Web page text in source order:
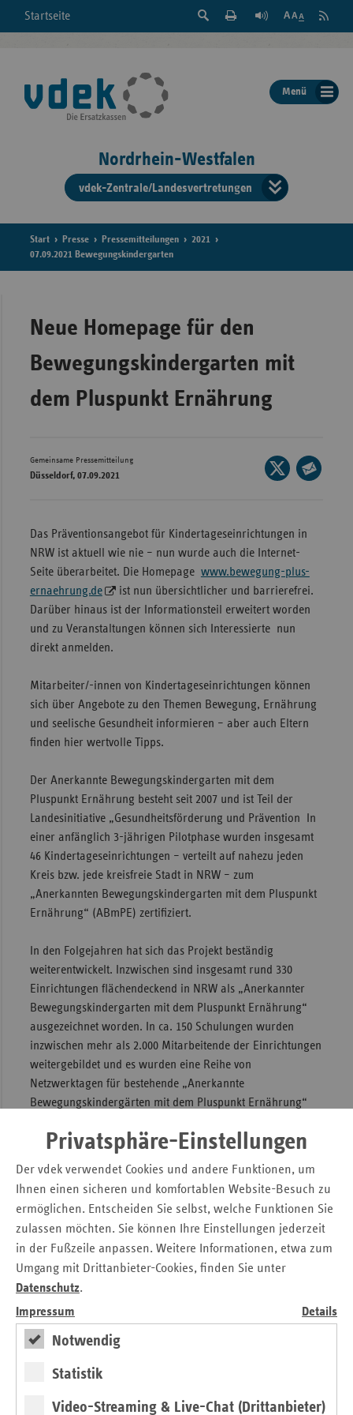
Privatsphäre-Einstellungen
Der vdek verwendet Cookies und andere Funktionen, um
Ihnen einen sicheren und komfortablen Website-Besuch zu
ermöglichen. Entscheiden Sie selbst, welche Funktionen Sie
zulassen möchten. Sie können Ihre Einstellungen jederzeit
in der Fußzeile anpassen. Weitere Informationen, etwa zum
Umgang mit Drittanbieter-Cookies, finden Sie unter
Datenschutz.
Impressum
Details
Notwendig
Statistik
Video-Streaming & Live-Chat (Drittanbieter)
Startseite
Suche
der
Seite
Feed
Menü
Nordrhein-Westfalen
vdek-Zentrale/Landesvertretungen
der
Start Presse Pressemitteilungen
2021
07.09.2021 Bewegungskindergarten
Neue Homepage für den
Bewegungskindergarten mit
dem Pluspunkt Ernährung
Gemeinsame Pressemitteilung
Düsseldorf, 07.09.2021
Seite
auf
Das Präventionsangebot für Kindertageseinrichtungen in
NRW ist aktuell wie nie – nun wurde auch die Internet-
Seite überarbeitet. Die Homepage www.bewegung-plus-
ernaehrung.de
ist nun übersichtlicher und barrierefrei.
Darüber hinaus ist der Informationsteil erweitert worden
und zu Veranstaltungen können sich Interessierte nun
direkt anmelden.
Mitarbeiter/-innen von Kindertageseinrichtungen können
sich über Angebote zu den Themen Bewegung, Ernährung
und seelische Gesundheit informieren – aber auch Eltern
finden hier wertvolle Tipps.
Der Anerkannte Bewegungskindergarten mit dem
Pluspunkt Ernährung besteht seit 2007 und ist Teil der
Landesinitiative „Gesundheitsförderung und Prävention In
einer anfänglich 3-jährigen Pilotphase wurden insgesamt
46 Kindertageseinrichtungen – verteilt auf nahezu jeden
Kreis bzw. jede kreisfreie Stadt in NRW – zum
„Anerkannten Bewegungskindergarten mit dem Pluspunkt
Ernährung“ (ABmPE) zertifiziert.
In den Folgejahren hat sich das Projekt beständig
weiterentwickelt. Inzwischen sind insgesamt rund 330
Einrichtungen flächendeckend in NRW als „Anerkannter
Bewegungskindergarten mit dem Pluspunkt Ernährung“
ausgezeichnet worden. In ca. 150 Schulungen wurden
inzwischen mehr als 2.000 Mitarbeitende der Einrichtungen
weitergebildet und es wurden eine Reihe von
Netzwerktagen für bestehende „Anerkannte
Bewegungskindergärten mit dem Pluspunkt Ernährung“
Angebot. Seit 2020 ergänzt das Zusatzmodul „Seelische
Gesundheit“ den Bewegungskindergarten mit dem
Pluspunkt Ernährung.
Träger des Angebots sind die Gesetzlichen Krankenkassen
in NRW und die Landesregierung NRW – vertreten durch
das Ministerium für Arbeit, Gesundheit und Soziales; das
Ministerium für Kinder, Familie, Flüchtlinge und
Integration; das Ministerium für Umwelt, Landwirtschaft,
Natur- und Verbraucherschutz sowie der Staatskanzlei des
NRW/ die Sportjugend NRW.